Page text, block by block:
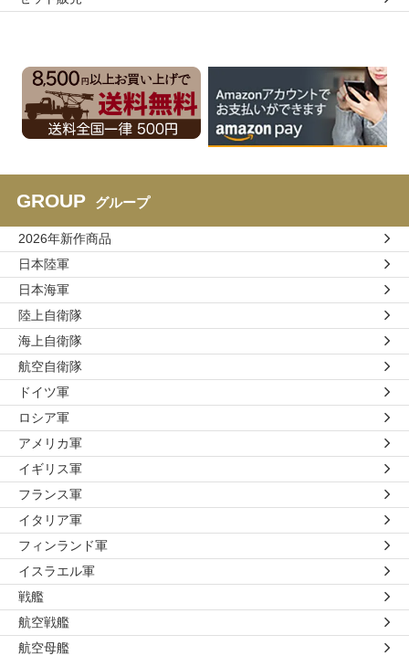
GROUP グループ
2026年新作商品
日本陸軍
日本海軍
陸上自衛隊
海上自衛隊
航空自衛隊
ドイツ軍
ロシア軍
アメリカ軍
イギリス軍
フランス軍
イタリア軍
フィンランド軍
イスラエル軍
戦艦
航空戦艦
航空母艦